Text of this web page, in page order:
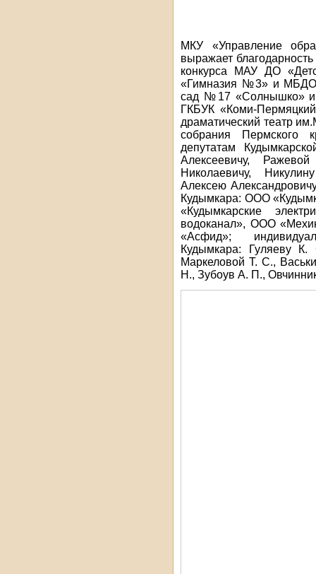
МКУ «Управление
выражает
конкурса МАУ ДО
«Гимназия №3» и
сад №17 «Солнышко»
ГКБУК «Коми-
драматический театр
собрания Пермского
депутатам
Алексеевичу,
Николаевичу,
Алексею
Кудымкара: ООО
«Кудымкарские
водоканал», ООО
«Асфид»;
Кудымкара: Гуляеву
Маркеловой Т. С.,
Н., Зубоув А. П.,